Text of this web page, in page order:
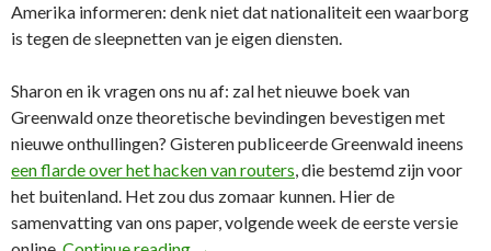
Amerika informeren: denk niet dat nationaliteit een waarborg
is tegen de sleepnetten van je eigen diensten.
Sharon en ik vragen ons nu af: zal het nieuwe boek van
Greenwald onze theoretische bevindingen bevestigen met
nieuwe onthullingen? Gisteren publiceerde Greenwald ineens
een flarde over het hacken van routers, die bestemd zijn voor
het buitenland. Het zou dus zomaar kunnen. Hier de
samenvatting van ons paper, volgende week de eerste versie